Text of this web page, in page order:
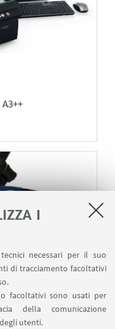
I
necessari per il suo
di tracciamento facoltativi
facoltativi sono usati per
della comunicazione
utenti.